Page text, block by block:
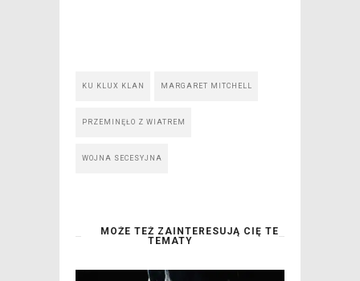
KU KLUX KLAN MARGARET MITCHELL
PRZEMINĘŁO Z WIATREM
WOJNA SECESYJNA
MOŻE TEŻ ZAINTERESUJĄ CIĘ TE
TEMATY